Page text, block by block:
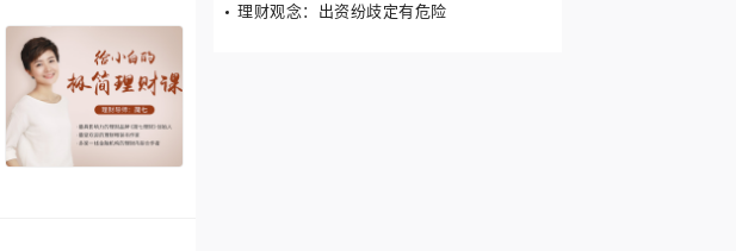
理财观念：出资纷歧定有危险